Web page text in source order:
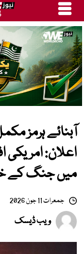
آبنائے ہرمز
اعلان:
میں جنگ کے
جمعرات 11 جون 2026
ویب ڈیسک